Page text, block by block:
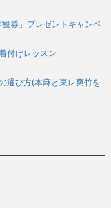
券」プレゼントキャンペ
付けレッスン
選び方(本麻と東レ爽竹を